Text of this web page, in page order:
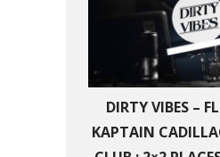
DIRTY VIBES –
KAPTAIN